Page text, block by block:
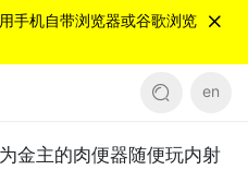
手机自带浏览器或谷歌浏览
en
金主的肉便器随便玩内射